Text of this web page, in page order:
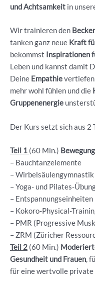
und Achtsamkeit in
Wir trainieren den
tanken ganz neue Kraft
bekommst Inspirationen
Leben und kannst damit
Deine Empathie
mehr wohl fühlen und die
Gruppenenergie
Der Kurs setzt sich aus 2
Teil 1 (60 Min.)
– Bauchtanzelemente
– ⁠Wirbelsäulengymnastik
– ⁠Yoga- und Pilates-
–
– ⁠Kokoro-Physical-
– ⁠PMR (Progressive
– ZRM (Züricher
Teil 2 (60 Min.)
Gesundheit und Frauen,
für eine wertvolle private